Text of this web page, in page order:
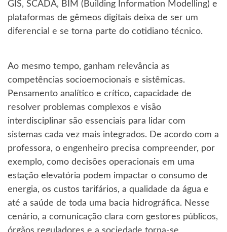
GIS, SCADA, BIM (Building Information Modelling) e
plataformas de gêmeos digitais deixa de ser um
diferencial e se torna parte do cotidiano técnico.
Ao mesmo tempo, ganham relevância as
competências socioemocionais e sistêmicas.
Pensamento analítico e crítico, capacidade de
resolver problemas complexos e visão
interdisciplinar são essenciais para lidar com
sistemas cada vez mais integrados. De acordo com a
professora, o engenheiro precisa compreender, por
exemplo, como decisões operacionais em uma
estação elevatória podem impactar o consumo de
energia, os custos tarifários, a qualidade da água e
até a saúde de toda uma bacia hidrográfica. Nesse
cenário, a comunicação clara com gestores públicos,